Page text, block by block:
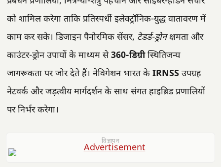
को शामिल करेगा ताकि प्रतिस्पर्धी इलेक्ट्रॉनिक-युद्ध वातावरण में
काम कर सके। डिजाइन पैनोरमिक सेंसर, टेडर्ड-ड्रोनक्षमता और
काउंटर-ड्रोन उपायों के माध्यम से360-डिग्रीस्थितिजन्य
जागरूकता पर जोर देते हैं। नेविगेशन भारत के IRNSS उपग्रह
नेटवर्क और जड़त्वीय मार्गदर्शन के साथ संगत हाइब्रिड प्रणालियों
पर निर्भर करेगा।
विज्ञापन